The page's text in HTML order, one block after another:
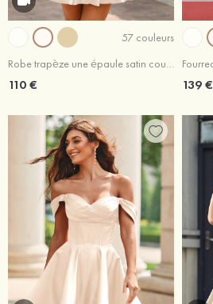
57 couleurs
Robe trapèze une épaule satin courte/mini robe de fête de la rentrée
110 € 139 €